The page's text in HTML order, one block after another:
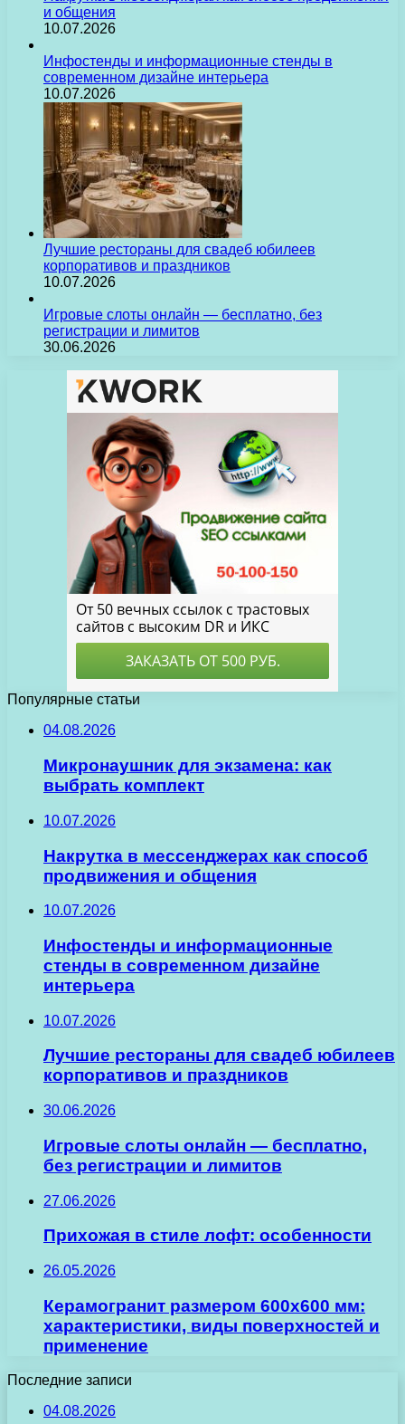
и общения
10.07.2026
Инфостенды и информационные стенды в
современном дизайне интерьера
10.07.2026
Лучшие рестораны для свадеб юбилеев
корпоративов и праздников
10.07.2026
Игровые слоты онлайн — бесплатно, без
регистрации и лимитов
30.06.2026
Популярные статьи
04.08.2026
Микронаушник для экзамена: как
выбрать комплект
10.07.2026
Накрутка в мессенджерах как способ
продвижения и общения
10.07.2026
Инфостенды и информационные
стенды в современном дизайне
интерьера
10.07.2026
Лучшие рестораны для свадеб юбилеев
корпоративов и праздников
30.06.2026
Игровые слоты онлайн — бесплатно,
без регистрации и лимитов
27.06.2026
Прихожая в стиле лофт: особенности
26.05.2026
Керамогранит размером 600х600 мм:
характеристики, виды поверхностей и
применение
Последние записи
04.08.2026